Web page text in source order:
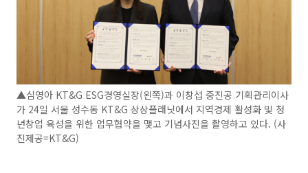
▲심영아 KT&G ESG경영실장(왼쪽)과 이창섭 중진공 기획관리이사
가 24일 서울 성수동 KT&G 상상플래닛에서 지역경제 활성화 및 청
년창업 육성을 위한 업무협약을 맺고 기념사진을 촬영하고 있다. (사
진제공=KT&G)